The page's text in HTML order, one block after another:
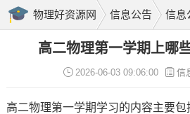
物理好资源网 信息公告 信息
高二物理第一学期上哪
2026-06-03 09:06:00 信
高二物理第一学期学习的内容主要